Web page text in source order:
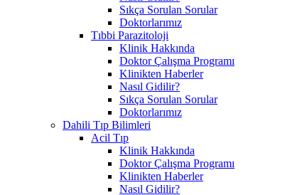
Sıkça Sorulan Sorular
Doktorlarımız
Tıbbi Parazitoloji
Klinik Hakkında
Doktor Çalışma Programı
Klinikten Haberler
Nasıl Gidilir?
Sıkça Sorulan Sorular
Doktorlarımız
Dahili Tıp Bilimleri
Acil Tıp
Klinik Hakkında
Doktor Çalışma Programı
Klinikten Haberler
Nasıl Gidilir?